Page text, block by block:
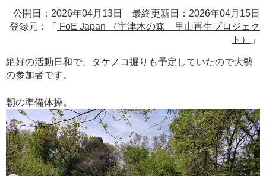
公開日：2026年04月13日 最終更新日：2026年04月15日
登録元：「
FoE Japan （宇津木の森 里山再生プロジェク
ト）
」
絶好の活動日和で、タケノコ掘りも予定していたので大勢
の参加者です。
朝の準備体操。